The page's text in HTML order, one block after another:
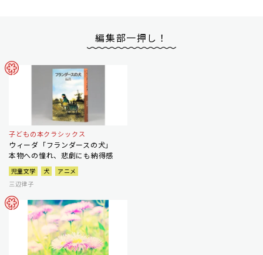
編集部一押し！
子どもの本クラシックス
ウィーダ「フランダースの犬」
本物への憧れ、悲劇にも納得感
児童文学 犬
アニメ
三辺律子